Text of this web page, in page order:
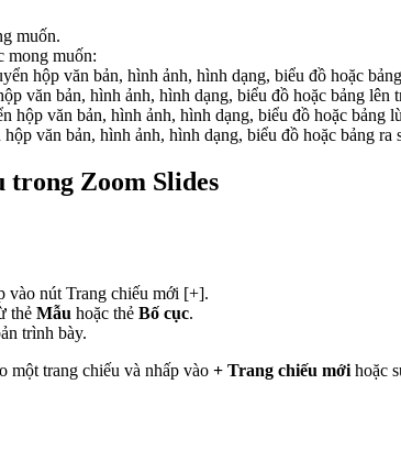
muốn.
mong muốn:
hộp văn bản, hình ảnh, hình dạng, biểu đồ hoặc
văn bản, hình ảnh, hình dạng, biểu đồ hoặc bảng lên
hộp văn bản, hình ảnh, hình dạng, biểu đồ hoặc bảng
văn bản, hình ảnh, hình dạng, biểu đồ hoặc bảng ra
trong Zoom Slides
nút Trang chiếu mới [+].
thẻ Mẫu hoặc thẻ Bố cục.
trình bày.
một trang chiếu và nhấp vào + Trang chiếu mới hoặc